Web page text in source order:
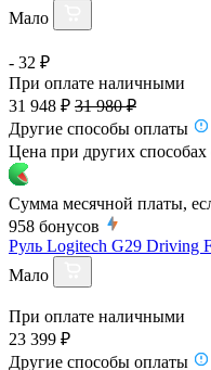
Мало
- 32 ₽
При оплате наличными
31 948 ₽ 31 980 ₽
Другие способы оплаты
Цена при других
Сумма месячной платы,
958 бонусов
Руль Logitech G29 Driving
Мало
При оплате наличными
23 399 ₽
Другие способы оплаты